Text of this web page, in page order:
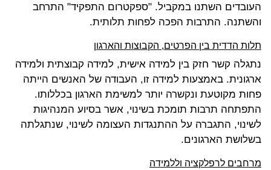
העובדים השתנו במקביל. "ספקטרום התפקיד" התרחב
והשתנה. התרבות הפכה לפחות תלותית.
תלות הדדית בין הפרטים, הקבוצות והארגון
נתגלה קשר חזק בין למידה אישית, למידה קבוצתית ולמידה
ארגונית. באמצעות למידה זו, העבודה של האנשים הייתה
פחות מקוטעת ונקשרה יותר למשימת הארגון בכללותו.
התפתחה תרבות תומכת בשינוי, אשר בסיוע המנהיגות
לשינוי, התגברה על ההתנגדות העצומה לשינוי, שנתגלתה
בשלושת הארגונים.
מרחבים לרפלקציה וללמידה